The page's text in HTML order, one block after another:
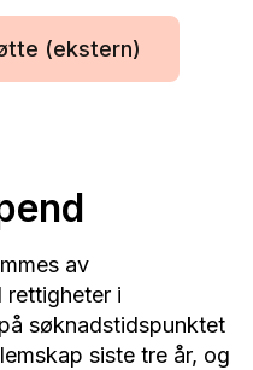
(ekstern)
av
rettigheter i
søknadstidspunktet
siste tre år, og